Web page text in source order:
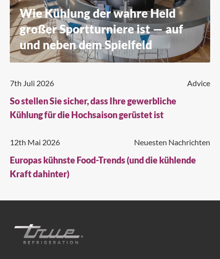
Wie Kühlung der wahre Held
großer Sportturniere ist — auf
und neben dem Spielfeld
7th Juli 2026 Advice
So stellen Sie sicher, dass Ihre gewerbliche
Kühlung für die Hochsaison gerüstet ist
12th Mai 2026 Neuesten Nachrichten
Europas kühnste Food-Trends (und die kühlende
Kraft dahinter)